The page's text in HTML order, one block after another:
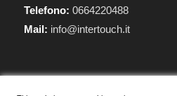
Telefono: 0664220488
Mail: info@intertouch.it